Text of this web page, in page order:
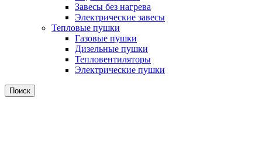
Завесы без нагрева
Электрические завесы
Тепловые пушки
Газовые пушки
Дизельные пушки
Тепловентиляторы
Электрические пушки
Поиск